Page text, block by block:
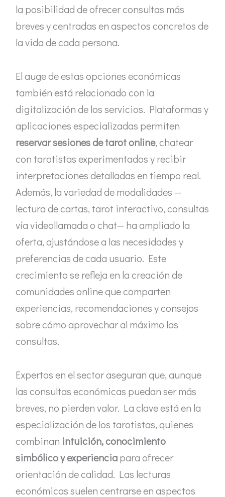
la posibilidad de ofrecer consultas más
breves y centradas en aspectos concretos de
la vida de cada persona.
El auge de estas opciones económicas
también está relacionado con la
digitalización de los servicios. Plataformas y
aplicaciones especializadas permiten
reservar sesiones de tarot online, chatear
con tarotistas experimentados y recibir
interpretaciones detalladas en tiempo real.
Además, la variedad de modalidades —
lectura de cartas, tarot interactivo, consultas
vía videollamada o chat— ha ampliado la
oferta, ajustándose a las necesidades y
preferencias de cada usuario. Este
crecimiento se refleja en la creación de
comunidades online que comparten
experiencias, recomendaciones y consejos
sobre cómo aprovechar al máximo las
consultas.
Expertos en el sector aseguran que, aunque
las consultas económicas puedan ser más
breves, no pierden valor. La clave está en la
especialización de los tarotistas, quienes
combinan intuición, conocimiento
simbólico y experienciapara ofrecer
orientación de calidad. Las lecturas
económicas suelen centrarse en aspectos